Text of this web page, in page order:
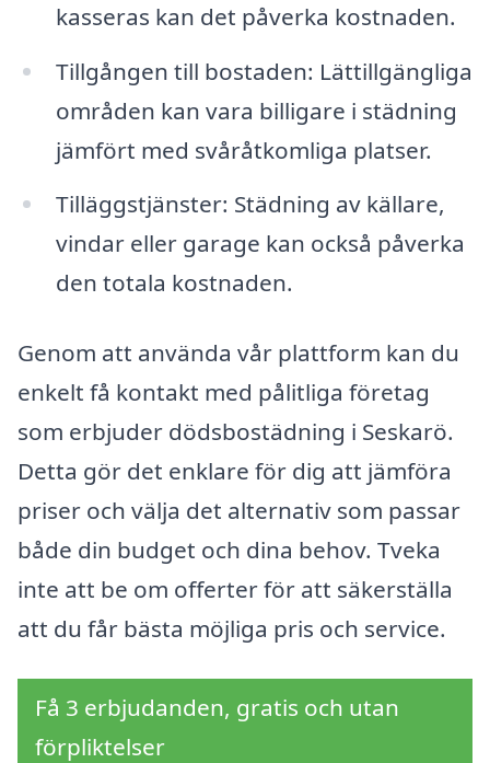
kasseras kan det påverka kostnaden.
Tillgången till bostaden: Lättillgängliga
områden kan vara billigare i städning
jämfört med svåråtkomliga platser.
Tilläggstjänster: Städning av källare,
vindar eller garage kan också påverka
den totala kostnaden.
Genom att använda vår plattform kan du
enkelt få kontakt med pålitliga företag
som erbjuder dödsbostädning i Seskarö.
Detta gör det enklare för dig att jämföra
priser och välja det alternativ som passar
både din budget och dina behov. Tveka
inte att be om offerter för att säkerställa
att du får bästa möjliga pris och service.
Få 3 erbjudanden, gratis och utan
förpliktelser